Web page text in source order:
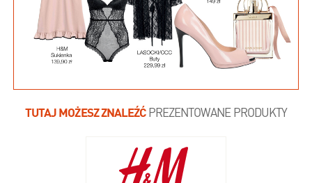
TUTAJ MOŻESZ ZNALEŹĆPREZENTOWANE PRODUKTY